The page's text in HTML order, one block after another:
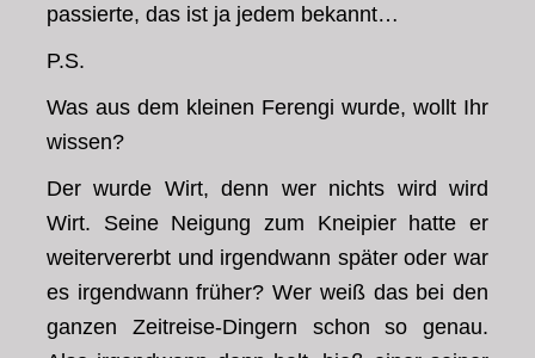
passierte, das ist ja jedem bekannt…
P.S.
Was aus dem kleinen Ferengi wurde, wollt Ihr
wissen?
Der wurde Wirt, denn wer nichts wird wird
Wirt. Seine Neigung zum Kneipier hatte er
weitervererbt und irgendwann später oder war
es irgendwann früher? Wer weiß das bei den
ganzen Zeitreise-Dingern schon so genau.